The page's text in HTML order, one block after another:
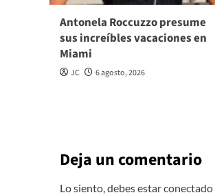
Antonela Roccuzzo presume
sus increíbles vacaciones en
Miami
JC 6 agosto, 2026
Deja un comentario
Lo siento, debes estarconectado